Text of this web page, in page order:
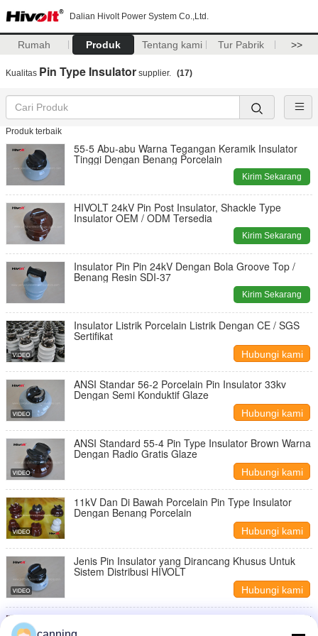
Dalian Hivolt Power System Co.,Ltd.
Rumah Produk Tentang kami Tur Pabrik >>
Kualitas Pin Type Insulator supplier. (17)
Produk terbaik
55-5 Abu-abu Warna Tegangan Keramik Insulator
Tinggi Dengan Benang Porcelain
Kirim Sekarang
HIVOLT 24kV Pin Post Insulator, Shackle Type
Insulator OEM / ODM Tersedia
Kirim Sekarang
Insulator Pin Pin 24kV Dengan Bola Groove Top /
Benang Resin SDI-37
Kirim Sekarang
Insulator Listrik Porcelain Listrik Dengan CE / SGS
Sertifikat
Hubungi kami
ANSI Standar 56-2 Porcelain Pin Insulator 33kv
Dengan Semi Konduktif Glaze
Hubungi kami
ANSI Standard 55-4 Pin Type Insulator Brown Warna
Dengan Radio Gratis Glaze
Hubungi kami
11kV Dan Di Bawah Porcelain Pin Type Insulator
Dengan Benang Porcelain
Hubungi kami
Jenis Pin Insulator yang Dirancang Khusus Untuk
Sistem Distribusi HIVOLT
Hubungi kami
Insulator keramik tegangan tinggi profesional coklat /
Grey warna porselen C-120